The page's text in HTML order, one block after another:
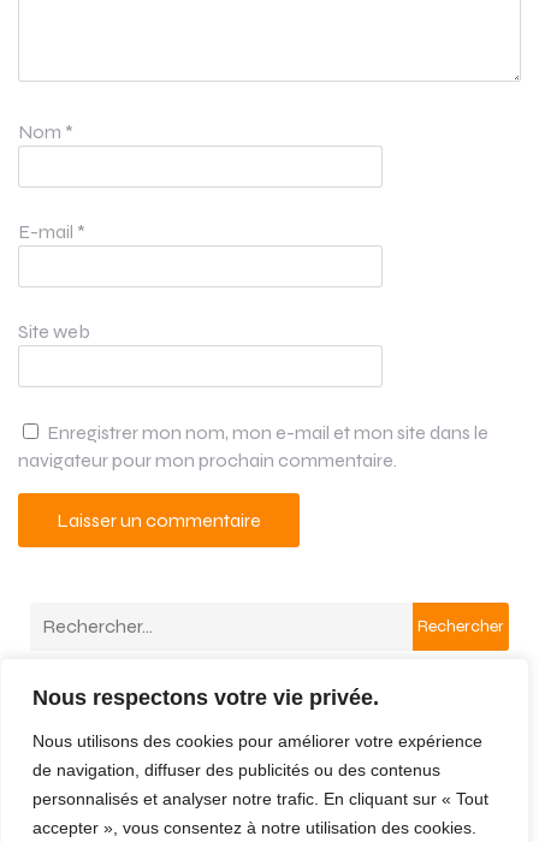
Nous respectons votre vie privée.
Nous utilisons des cookies pour améliorer votre expérience
de navigation, diffuser des publicités ou des contenus
personnalisés et analyser notre trafic. En cliquant sur « Tout
accepter », vous consentez à notre utilisation des cookies.
Nom *
E-mail *
Site web
Enregistrer mon nom, mon e-mail et mon site dans le
navigateur pour mon prochain commentaire.
Rechercher
Derniers Commentaires
Aucun commentaire à afficher.
Mentions légales